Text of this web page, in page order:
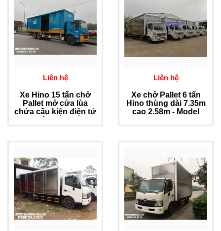
Liên hệ
Xe Hino 15 tấn chở
Pallet mở cửa lùa
chứa cấu kiện điện tử
thùng 9.4m
Liên hệ
Xe chở Pallet 6 tấn
Hino thùng dài 7.35m
cao 2.58m - Model
FC9JN7A